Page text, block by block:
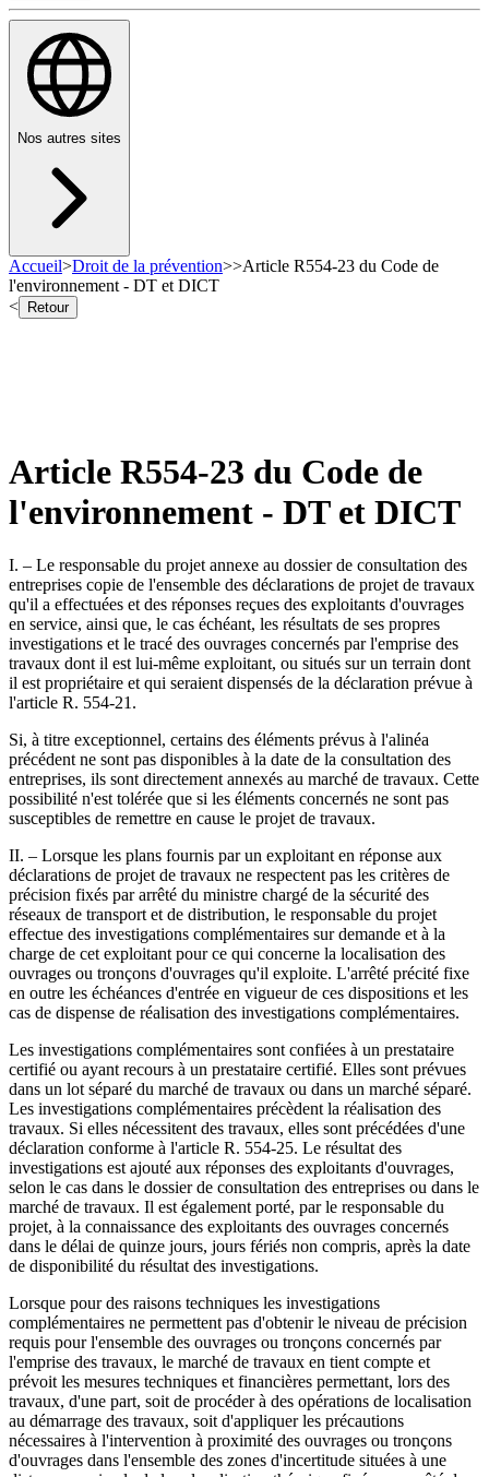
Nos autres sites
Accueil>Droit de la prévention>>Article R554-23 du Code de
l'environnement - DT et DICT
<
Retour
Article R554-23 du Code de
l'environnement - DT et DICT
I. – Le responsable du projet annexe au dossier de consultation des
entreprises copie de l'ensemble des déclarations de projet de travaux
qu'il a effectuées et des réponses reçues des exploitants d'ouvrages
en service, ainsi que, le cas échéant, les résultats de ses propres
investigations et le tracé des ouvrages concernés par l'emprise des
travaux dont il est lui-même exploitant, ou situés sur un terrain dont
il est propriétaire et qui seraient dispensés de la déclaration prévue à
l'article R. 554-21.
Si, à titre exceptionnel, certains des éléments prévus à l'alinéa
précédent ne sont pas disponibles à la date de la consultation des
entreprises, ils sont directement annexés au marché de travaux. Cette
possibilité n'est tolérée que si les éléments concernés ne sont pas
susceptibles de remettre en cause le projet de travaux.
II. – Lorsque les plans fournis par un exploitant en réponse aux
déclarations de projet de travaux ne respectent pas les critères de
précision fixés par arrêté du ministre chargé de la sécurité des
réseaux de transport et de distribution, le responsable du projet
effectue des investigations complémentaires sur demande et à la
charge de cet exploitant pour ce qui concerne la localisation des
ouvrages ou tronçons d'ouvrages qu'il exploite. L'arrêté précité fixe
en outre les échéances d'entrée en vigueur de ces dispositions et les
cas de dispense de réalisation des investigations complémentaires.
Les investigations complémentaires sont confiées à un prestataire
certifié ou ayant recours à un prestataire certifié. Elles sont prévues
dans un lot séparé du marché de travaux ou dans un marché séparé.
Les investigations complémentaires précèdent la réalisation des
travaux. Si elles nécessitent des travaux, elles sont précédées d'une
déclaration conforme à l'article R. 554-25. Le résultat des
investigations est ajouté aux réponses des exploitants d'ouvrages,
selon le cas dans le dossier de consultation des entreprises ou dans le
marché de travaux. Il est également porté, par le responsable du
projet, à la connaissance des exploitants des ouvrages concernés
dans le délai de quinze jours, jours fériés non compris, après la date
de disponibilité du résultat des investigations.
Lorsque pour des raisons techniques les investigations
complémentaires ne permettent pas d'obtenir le niveau de précision
requis pour l'ensemble des ouvrages ou tronçons concernés par
l'emprise des travaux, le marché de travaux en tient compte et
prévoit les mesures techniques et financières permettant, lors des
travaux, d'une part, soit de procéder à des opérations de localisation
au démarrage des travaux, soit d'appliquer les précautions
nécessaires à l'intervention à proximité des ouvrages ou tronçons
d'ouvrages dans l'ensemble des zones d'incertitude situées à une